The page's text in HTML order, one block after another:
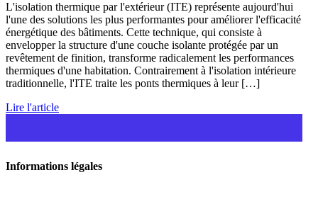
L'isolation thermique par l'extérieur (ITE) représente aujourd'hui
l'une des solutions les plus performantes pour améliorer l'efficacité
énergétique des bâtiments. Cette technique, qui consiste à
envelopper la structure d'une couche isolante protégée par un
revêtement de finition, transforme radicalement les performances
thermiques d'une habitation. Contrairement à l'isolation intérieure
traditionnelle, l'ITE traite les ponts thermiques à leur […]
Lire l'article
Informations légales